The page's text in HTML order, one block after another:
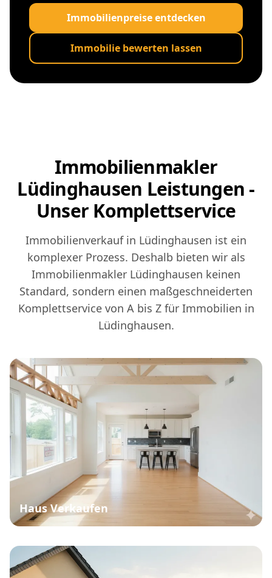
Immobilienpreise entdecken
Immobilie bewerten lassen
Immobilienmakler
Lüdinghausen Leistungen -
Unser Komplettservice
Immobilienverkauf in Lüdinghausen ist ein
komplexer Prozess. Deshalb bieten wir als
Immobilienmakler Lüdinghausen keinen
Standard, sondern einen maßgeschneiderten
Komplettservice von A bis Z für Immobilien in
Lüdinghausen.
Haus Verkaufen